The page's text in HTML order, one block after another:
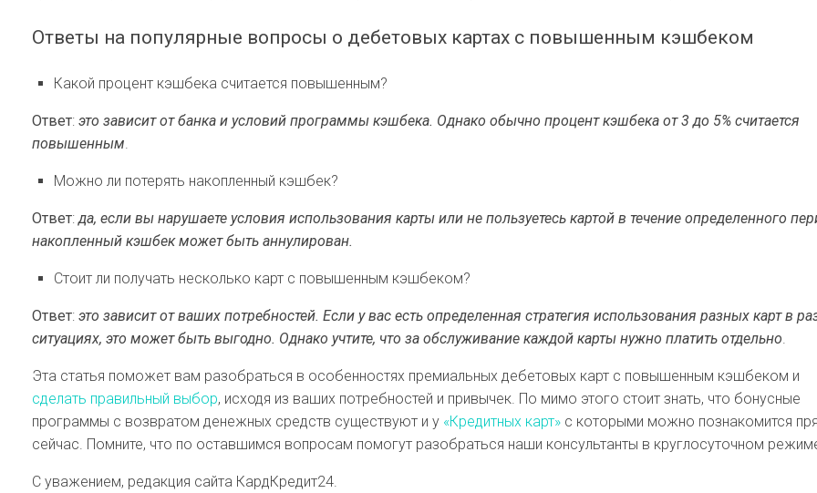
Ответы на популярные вопросы о дебетовых картах с повышенным кэшбеком
Какой процент кэшбека считается повышенным?
Ответ: это зависит от банка и условий программы кэшбека. Однако обычно процент кэшбека от 3 до 5% считается
повышенным.
Можно ли потерять накопленный кэшбек?
Ответ:да, если вы нарушаете условия использования карты или не пользуетесь картой в течение определенного
накопленный кэшбек может быть аннулирован.
Стоит ли получать несколько карт с повышенным кэшбеком?
Ответ: это зависит от ваших потребностей. Если у вас есть определенная стратегия использования разных карт в
ситуациях, это может быть выгодно. Однако учтите, что за обслуживание каждой карты нужно платить отдельно.
Эта статья поможет вам разобраться в особенностях премиальных дебетовых карт с повышенным кэшбеком и
сделать правильный выбор, исходя из ваших потребностей и привычек. По мимо этого стоит знать, что бонусные
программы с возвратом денежных средств существуют и у «Кредитных карт» с которыми можно познакомится
сейчас. Помните, что по оставшимся вопросам помогут разобраться наши консультанты в круглосуточном
С уважением, редакция сайта КардКредит24.